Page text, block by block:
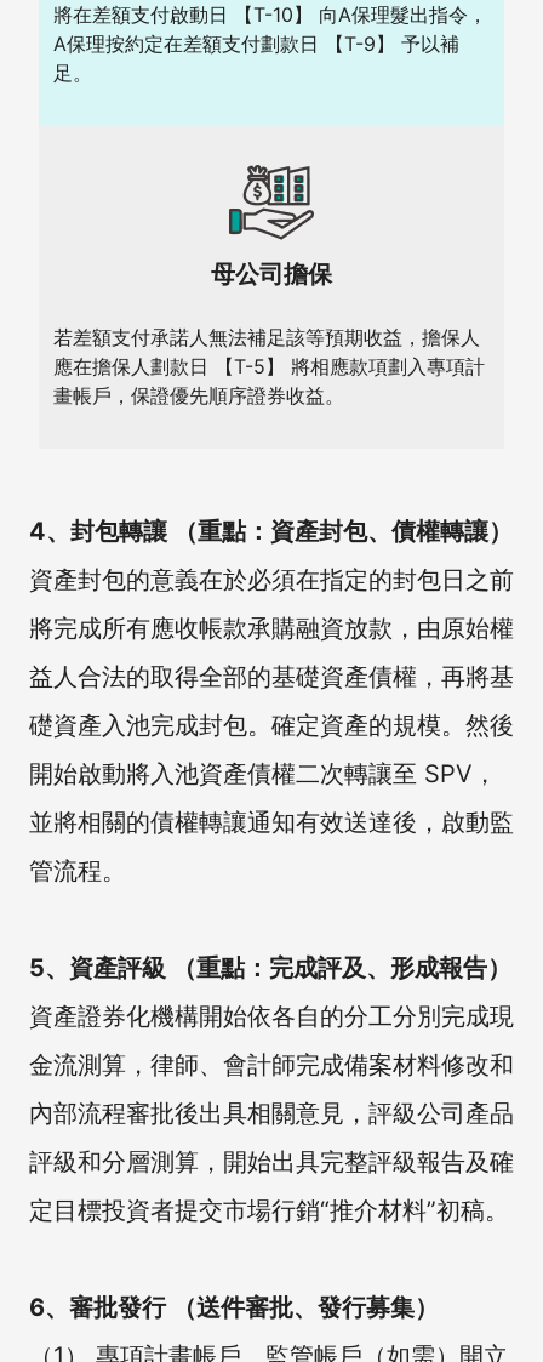
將在差額支付啟動日 【T-10】 向A保理髮出指令，
A保理按約定在差額支付劃款日 【T-9】 予以補
足。
母公司擔保
若差額支付承諾人無法補足該等預期收益，擔保人
應在擔保人劃款日 【T-5】 將相應款項劃入專項計
畫帳戶，保證優先順序證券收益。
4、封包轉讓 （重點：資產封包、債權轉讓）
資產封包的意義在於必須在指定的封包日之前
將完成所有應收帳款承購融資放款，由原始權
益人合法的取得全部的基礎資產債權，再將基
礎資產入池完成封包。確定資產的規模。然後
開始啟動將入池資產債權二次轉讓至 SPV，
並將相關的債權轉讓通知有效送達後，啟動監
管流程。
5、資產評級 （重點：完成評及、形成報告）
資產證券化機構開始依各自的分工分別完成現
金流測算，律師、會計師完成備案材料修改和
內部流程審批後出具相關意見，評級公司產品
評級和分層測算，開始出具完整評級報告及確
定目標投資者提交市場行銷“推介材料”初稿。
6、審批發行 （送件審批、發行募集）
（1） 專項計畫帳戶、監管帳戶（如需）開立